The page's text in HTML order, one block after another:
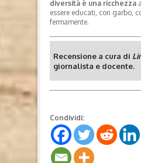
diversità è una ricchezza
essere educati, con garbo,
fermamente.
Recensione a cura di
giornalista e docente.
Condividi: